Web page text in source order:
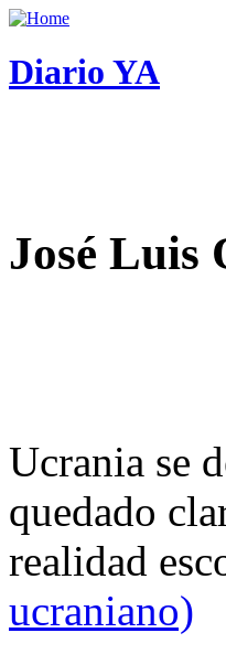
Diario YA
José Luis
Ucrania se
quedado
realidad
ucraniano)